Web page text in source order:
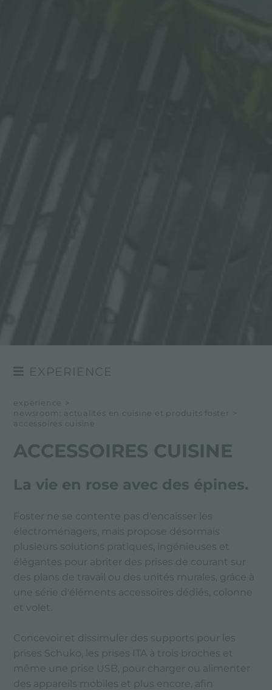
EXPERIENCE
EVÉNÉMENTS
expérience
>
newsroom: actualités en cuisine et produits foster
>
accessoires cuisine
ACCESSOIRES CUISINE
La vie en rose avec des épines.
Foster ne se contente pas d'encaisser les
électroménagers, mais propose désormais
plusieurs solutions pratiques, ingénieuses et
élégantes pour abriter des prises de courant sur
des plans de travail ou des unités murales, grâce à
une série d'éléments accessoires dédiés, colonne
et volet.
Concevoir et dissimuler des supports pour les
prises Schuko, les prises ITA à trois broches et
même une prise USB, pour charger ou alimenter
des appareils mobiles et plus encore, afin